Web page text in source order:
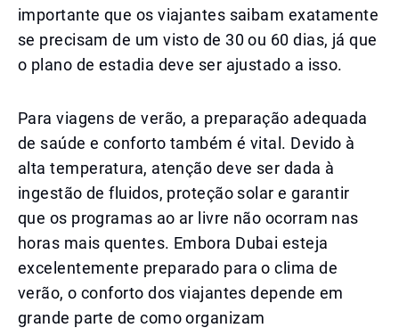
importante que os viajantes saibam exatamente
se precisam de um visto de 30 ou 60 dias, já que
o plano de estadia deve ser ajustado a isso.
Para viagens de verão, a preparação adequada
de saúde e conforto também é vital. Devido à
alta temperatura, atenção deve ser dada à
ingestão de fluidos, proteção solar e garantir
que os programas ao ar livre não ocorram nas
horas mais quentes. Embora Dubai esteja
excelentemente preparado para o clima de
verão, o conforto dos viajantes depende em
grande parte de como organizam